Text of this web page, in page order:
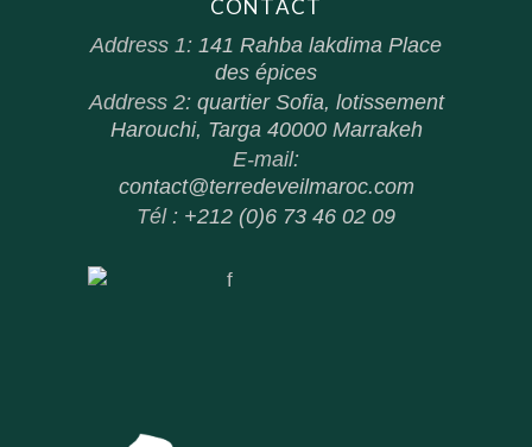
CONTACT
Address 1: 141 Rahba lakdima Place
des épices
Address 2: quartier Sofia, lotissement
Harouchi, Targa 40000 Marrakeh
E-mail:
contact@terredeveilmaroc.com
Tél : +212 (0)6 73 46 02 09